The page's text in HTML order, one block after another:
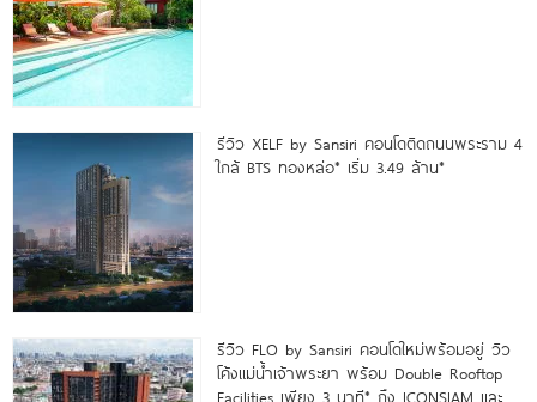
รีวิว XELF by Sansiri คอนโดติดถนนพระราม 4
ใกล้ BTS ทองหล่อ* เริ่ม 3.49 ล้าน*
รีวิว FLO by Sansiri คอนโดใหม่พร้อมอยู่ วิว
โค้งแม่น้ำเจ้าพระยา พร้อม Double Rooftop